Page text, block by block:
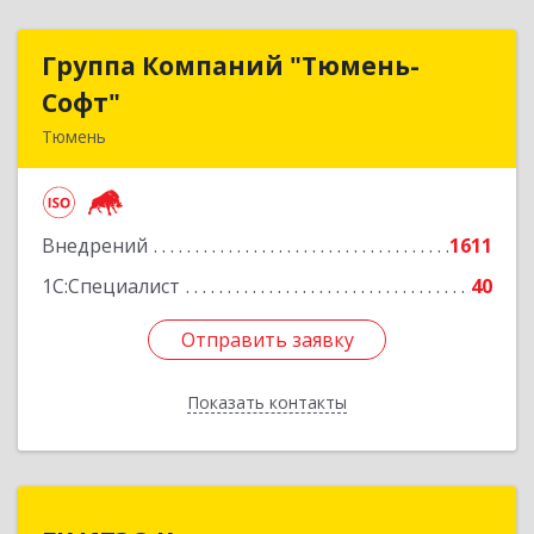
Группа Компаний "Тюмень-
Софт"
Тюмень
Внедрений
1611
1С:Специалист
40
Отправить заявку
Показать контакты
Группа Компаний "Тюмень-
Подробнее
Отправить заявку
Назад